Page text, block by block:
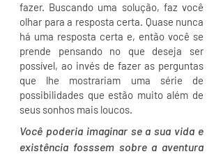
fazer. Buscando uma solução, faz você
olhar para a resposta certa. Quase nunca
há uma resposta certa e, então você se
prende pensando no que deseja ser
possível, ao invés de fazer as perguntas
que lhe mostrariam uma série de
possibilidades que estão muito além de
seus sonhos mais loucos.
Você poderia imaginar se a sua vida e
existência fosssem sobre a aventura